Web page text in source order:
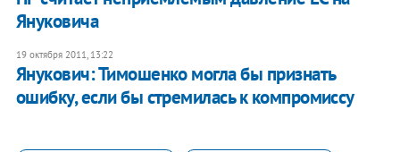
Януковича
19 октября 2011, 13:22
Янукович: Тимошенко могла бы признать
ошибку, если бы стремилась к компромиссу